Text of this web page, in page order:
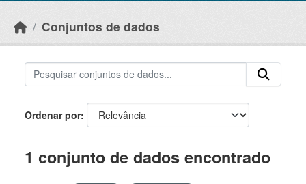
Conjuntos de dados
Ordenar por
1 conjunto de dados encontrado